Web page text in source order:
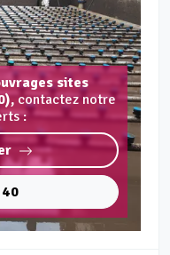
sites
contactez notre
:
40